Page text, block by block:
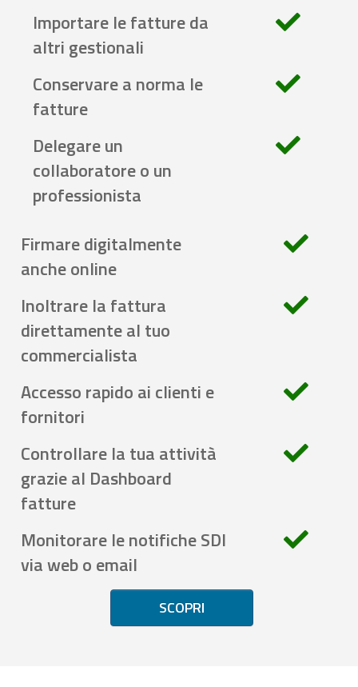
Importare le fatture da
altri gestionali
Conservare a norma le
fatture
Delegare un
collaboratore o un
professionista
Firmare digitalmente
anche online
Inoltrare la fattura
direttamente al tuo
commercialista
Accesso rapido ai clienti e
fornitori
Controllare la tua attività
grazie al Dashboard
fatture
Monitorare le notifiche SDI
via web o email
SCOPRI